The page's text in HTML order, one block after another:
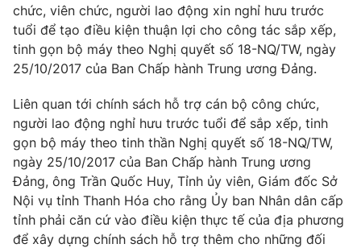
Phim VTV
Hậu trường
Nhân vật
Khán giả
Giải sao mai
Giải trí
Điện ảnh
Sao
Đời sống
Du lịch
Làm đẹp
Chất lượng cuộc sống
Giáo dục
Tuyển sinh
Học trực tuyến
Công nghệ
Hitech Công nghệ tương lai
Sản phẩm
Giao lưu trực tuyến
chức, viên chức, người lao động xin nghỉ hưu trước
tuổi để tạo điều kiện thuận lợi cho công tác sắp xếp,
tinh gọn bộ máy theo Nghị quyết số 18-NQ/TW, ngày
25/10/2017 của Ban Chấp hành Trung ương Đảng.
Liên quan tới chính sách hỗ trợ cán bộ công chức,
người lao động nghỉ hưu trước tuổi để sắp xếp, tinh
gọn bộ máy theo tinh thần Nghị quyết số 18-NQ/TW,
ngày 25/10/2017 của Ban Chấp hành Trung ương
Đảng, ông Trần Quốc Huy, Tỉnh ủy viên, Giám đốc Sở
Nội vụ tỉnh Thanh Hóa cho rằng Ủy ban Nhân dân cấp
tỉnh phải căn cứ vào điều kiện thực tế của địa phương
để xây dựng chính sách hỗ trợ thêm cho những đối